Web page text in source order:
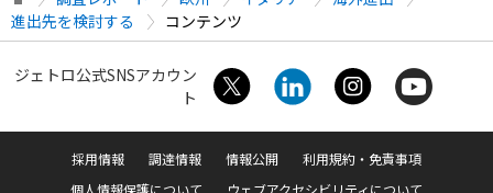
進出先を検討する
コンテンツ
ジェトロ公式SNSアカウン
ト
採用情報 調達情報 情報公開
利用規約・免責事項
個人情報保護について
ウェブアクセシビリティについて